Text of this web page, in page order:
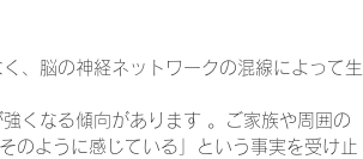
、脳の神経ネットワークの混線によって生
くなる傾向があります 。ご家族や周囲の
のように感じている」という事実を受け止